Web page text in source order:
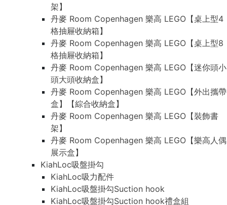
架】
丹麥 Room Copenhagen 樂高 LEGO【桌上型4
格抽屜收納箱】
丹麥 Room Copenhagen 樂高 LEGO【桌上型8
格抽屜收納箱】
丹麥 Room Copenhagen 樂高 LEGO【迷你頭小
頭大頭收納盒】
丹麥 Room Copenhagen 樂高 LEGO【外出攜帶
盒】【綜合收納盒】
丹麥 Room Copenhagen 樂高 LEGO【裝飾書
架】
丹麥 Room Copenhagen 樂高 LEGO【樂高人偶
展示盒】
KiahLoc吸盤掛勾
KiahLoc吸力配件
KiahLoc吸盤掛勾Suction hook
KiahLoc吸盤掛勾Suction hook禮盒組